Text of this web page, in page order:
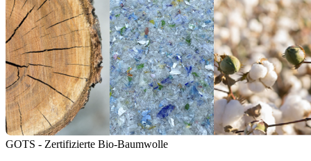
GOTS - Zertifizierte Bio-Baumwolle